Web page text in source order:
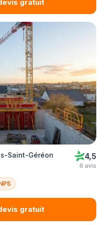
gratuit
Saint-Géréon 4,5
6 avis
gratuit